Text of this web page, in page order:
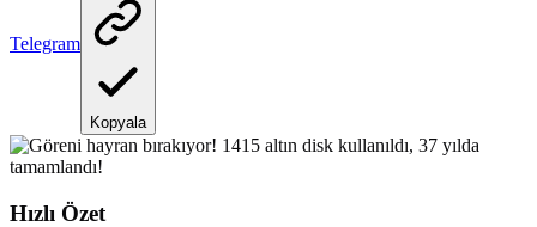
Telegram
Kopyala
Hızlı Özet